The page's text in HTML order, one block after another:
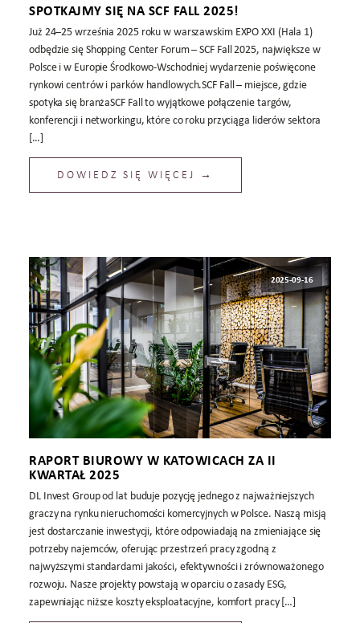
SPOTKAJMY SIĘ NA SCF FALL 2025!
Już 24–25 września 2025 roku w warszawskim EXPO XXI (Hala 1)
odbędzie się Shopping Center Forum – SCF Fall 2025, największe w
Polsce i w Europie Środkowo-Wschodniej wydarzenie poświęcone
rynkowi centrów i parków handlowych.SCF Fall – miejsce, gdzie
spotyka się branżaSCF Fall to wyjątkowe połączenie targów,
konferencji i networkingu, które co roku przyciąga liderów sektora
[…]
DOWIEDZ SIĘ WIĘCEJ →
2025-09-16
RAPORT BIUROWY W KATOWICACH ZA II
KWARTAŁ 2025
DL Invest Group od lat buduje pozycję jednego z najważniejszych
graczy na rynku nieruchomości komercyjnych w Polsce. Naszą misją
jest dostarczanie inwestycji, które odpowiadają na zmieniające się
potrzeby najemców, oferując przestrzeń pracy zgodną z
najwyższymi standardami jakości, efektywności i zrównoważonego
rozwoju. Nasze projekty powstają w oparciu o zasady ESG,
zapewniając niższe koszty eksploatacyjne, komfort pracy […]